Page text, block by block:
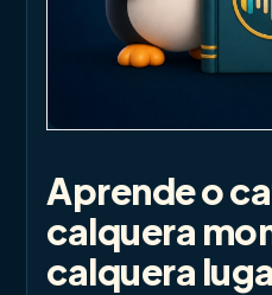
Aprende o
calquera
calquera